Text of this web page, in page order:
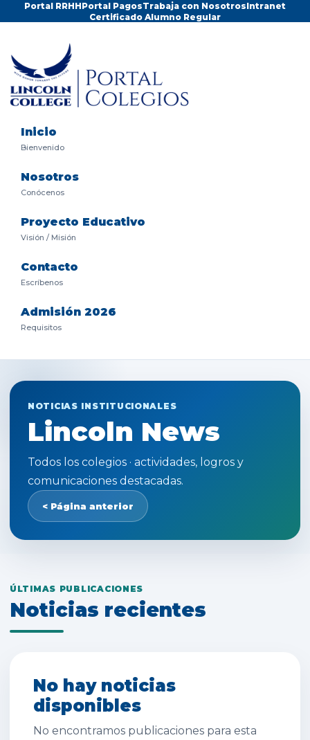
Portal RRHHPortal PagosTrabaja con NosotrosIntranet
Certificado Alumno Regular
Inicio
Bienvenido
Nosotros
Conócenos
Proyecto Educativo
Visión / Misión
Contacto
Escríbenos
Admisión 2026
Requisitos
NOTICIAS INSTITUCIONALES
Lincoln News
Todos los colegios · actividades, logros y
comunicaciones destacadas.
< Página anterior
ÚLTIMAS PUBLICACIONES
Noticias recientes
No hay noticias
disponibles
No encontramos publicaciones para esta